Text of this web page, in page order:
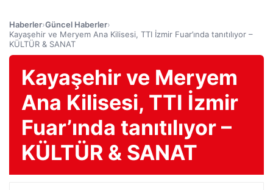
Haberler›Güncel Haberler›
Kayaşehir ve Meryem Ana Kilisesi, TTI İzmir Fuar’ında tanıtılıyor –
KÜLTÜR & SANAT
Kayaşehir ve Meryem
Ana Kilisesi, TTI İzmir
Fuar’ında tanıtılıyor –
KÜLTÜR & SANAT